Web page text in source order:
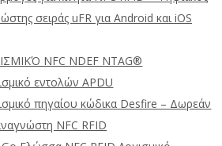
σειράς uFR για Android και iOS
NFC NDEF NTAG®
εντολών APDU
πηγαίου κώδικα Desfire – Δωρεάν
NFC RFID